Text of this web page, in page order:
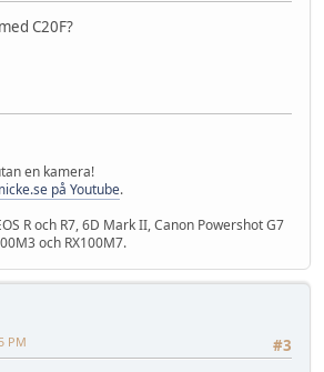
C20F?
en kamera!
på Youtube.
R och R7, 6D Mark II, Canon Powershot G7
och RX100M7.
#3
PM